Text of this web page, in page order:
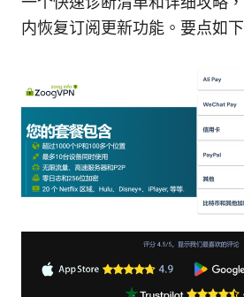
内恢复订阅更新功能。要点如下